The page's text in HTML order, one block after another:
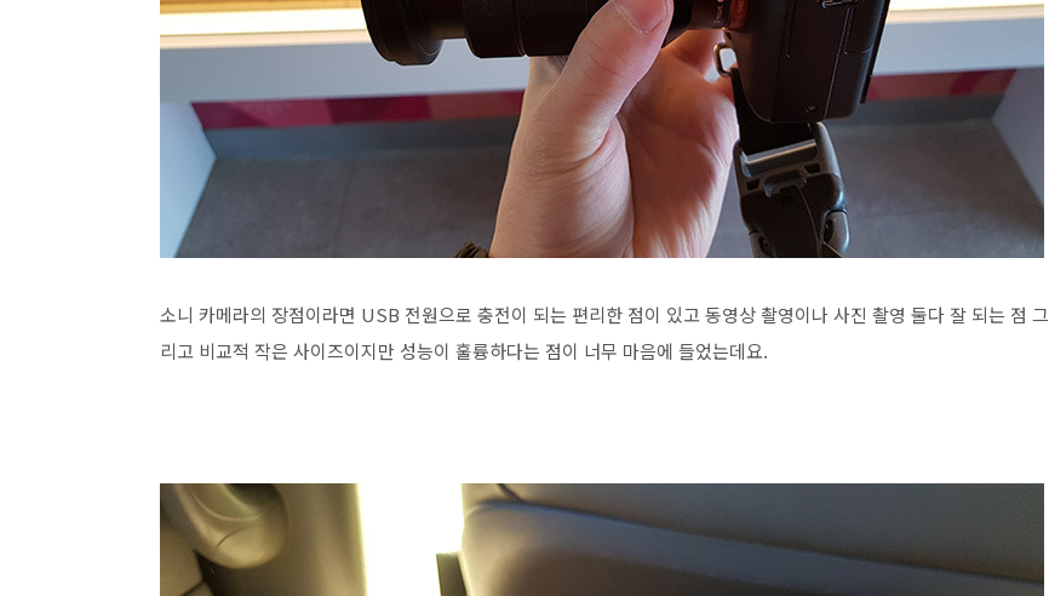
소니 카메라의 장점이라면 USB 전원으로 충전이 되는 편리한 점이 있고 동영상 촬영이나 사진 촬영 둘다 잘 되는 점 그
리고 비교적 작은 사이즈이지만 성능이 훌륭하다는 점이 너무 마음에 들었는데요.